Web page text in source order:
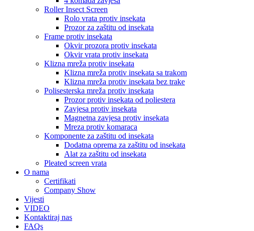
Roller Insect Screen
Rolo vrata protiv insekata
Prozor za zaštitu od insekata
Frame protiv insekata
Okvir prozora protiv insekata
Okvir vrata protiv insekata
Klizna mreža protiv insekata
Klizna mreža protiv insekata sa trakom
Klizna mreža protiv insekata bez trake
Polisesterska mreža protiv insekata
Prozor protiv insekata od poliestera
Zavjesa protiv insekata
Magnetna zavjesa protiv insekata
Mreza protiv komaraca
Komponente za zaštitu od insekata
Dodatna oprema za zaštitu od insekata
Alat za zaštitu od insekata
Pleated screen vrata
O nama
Certifikati
Company Show
Vijesti
VIDEO
Kontaktiraj nas
FAQs